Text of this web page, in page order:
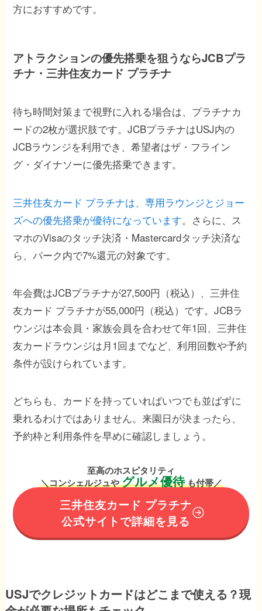
方におすすめです。
アトラクションの優先搭乗を狙うならJCBプラ
チナ・三井住友カード プラチナ
待ち時間対策まで視野に入れる場合は、プラチナカ
ードの2枚が選択肢です。JCBプラチナはUSJ内の
JCBラウンジを利用でき、希望者はザ・フライン
グ・ダイナソーに優先搭乗できます。
三井住友カード プラチナは、専用ラウンジとジョー
ズへの優先搭乗が優待になっています。さらに、ス
マホのVisaのタッチ決済・Mastercardタッチ決済な
ら、パーク内で7%還元の対象です。
年会費はJCBプラチナが27,500円（税込）、三井住
友カード プラチナが55,000円（税込）です。JCBラ
ウンジは本会員・家族会員を合わせて年1回、三井住
友カードラウンジは月1回までなど、利用回数や予約
条件が設けられています。
どちらも、カードを持っていればいつでも並ばずに
乗れるわけではありません。来園日が決まったら、
予約枠と利用条件を早めに確認しましょう。
至高のホスピタリティ
＼コンシェルジュやグルメ優待も付帯／
三井住友カード プラチナ
公式サイトで詳細を見る
USJでクレジットカードはどこまで使える？現